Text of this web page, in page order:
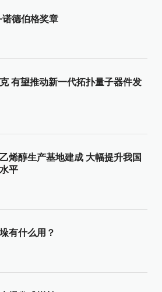
诺德伯格奖章
有望推动新一代拓扑量子器件发
烯醇生产基地建成 大幅提升我国
平
有什么用？